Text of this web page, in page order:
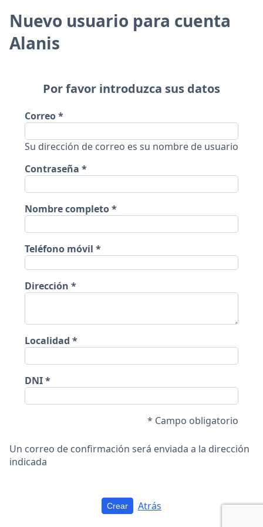
Nuevo usuario para cuenta
Alanis
Por favor introduzca sus datos
Correo
Su dirección de correo es su nombre de usuario
Contraseña
Nombre completo
Teléfono móvil
Dirección
Localidad
DNI
* Campo obligatorio
Un correo de confirmación será enviada a la dirección
indicada
Atrás